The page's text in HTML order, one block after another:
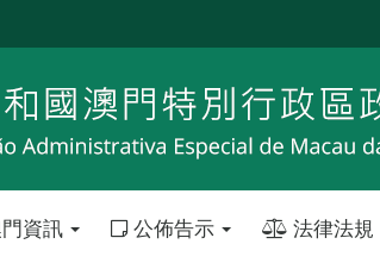
資訊 公佈告示 法律法規